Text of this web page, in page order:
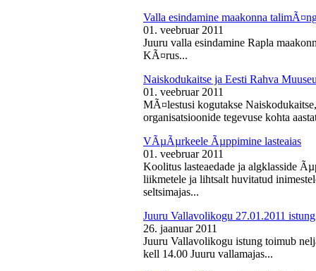
Valla esindamine maakonna
01. veebruar 2011
Juuru valla esindamine Rapla
KÃ¤rus...
Naiskodukaitse ja Eesti Rahva
01. veebruar 2011
MÃ¤lestusi kogutakse
organisatsioonide tegevuse kohta
VÃµÃµrkeele Ãµppimine lasteaias
01. veebruar 2011
Koolitus lasteaedade ja algklasside
liikmetele ja lihtsalt huvitatud
seltsimajas...
Juuru Vallavolikogu 27.01.2011 istung
26. jaanuar 2011
Juuru Vallavolikogu istung toimub
kell 14.00 Juuru vallamajas...